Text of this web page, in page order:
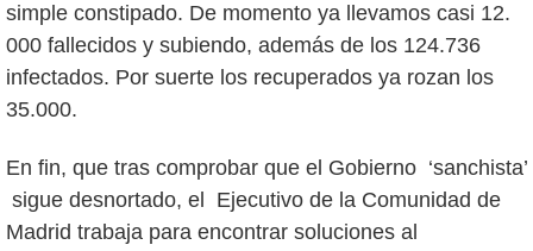
simple constipado. De momento ya llevamos casi 12.
000 fallecidos y subiendo, además de los 124.736
infectados. Por suerte los recuperados ya rozan los
35.000.
En fin, que tras comprobar que el Gobierno ‘sanchista’
sigue desnortado, el Ejecutivo de la Comunidad de
Madrid trabaja para encontrar soluciones al